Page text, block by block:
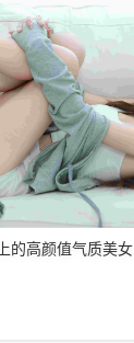
的高颜值气质美女